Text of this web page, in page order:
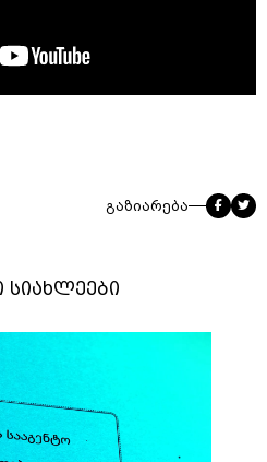
გაზიარება
სიახლეები